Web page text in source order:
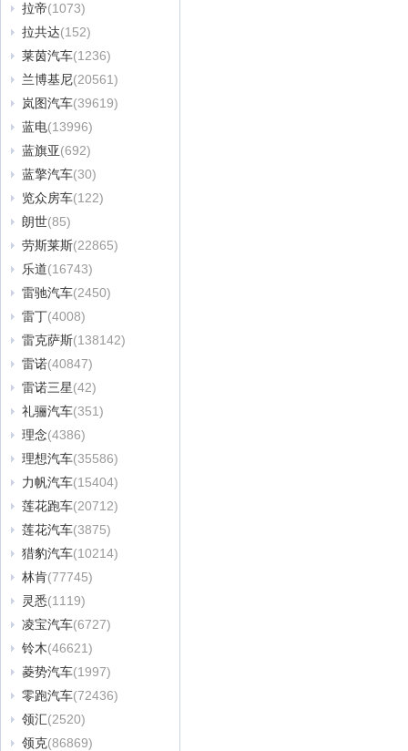
拉帝(1073)
拉共达(152)
莱茵汽车(1236)
兰博基尼(20561)
岚图汽车(39619)
蓝电(13996)
蓝旗亚(692)
蓝擎汽车(30)
览众房车(122)
朗世(85)
劳斯莱斯(22865)
乐道(16743)
雷驰汽车(2450)
雷丁(4008)
雷克萨斯(138142)
雷诺(40847)
雷诺三星(42)
礼骊汽车(351)
理念(4386)
理想汽车(35586)
力帆汽车(15404)
莲花跑车(20712)
莲花汽车(3875)
猎豹汽车(10214)
林肯(77745)
灵悉(1119)
凌宝汽车(6727)
铃木(46621)
菱势汽车(1997)
零跑汽车(72436)
领汇(2520)
领克(86869)